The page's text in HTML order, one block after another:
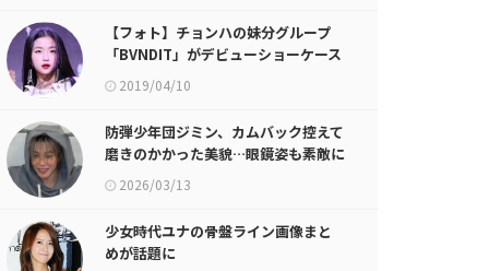
【フォト】チョンハの妹分グループ
「BVNDIT」がデビューショーケース
を開催
2019/04/10
防弾少年団ジミン、カムバック控えて
磨きのかかった美貌…眼鏡姿も素敵に
2026/03/13
少女時代ユナの骨盤ライン画像まと
めが話題に